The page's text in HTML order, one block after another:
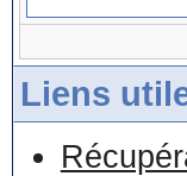
Liens